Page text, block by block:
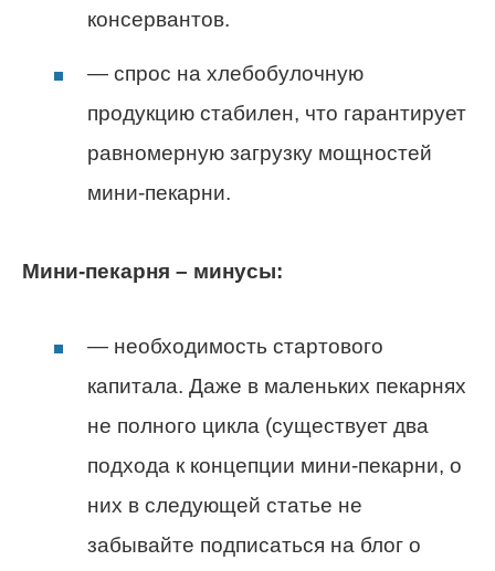
консервантов.
— спрос на хлебобулочную
продукцию стабилен, что гарантирует
равномерную загрузку мощностей
мини-пекарни.
Мини-пекарня – минусы:
— необходимость стартового
капитала. Даже в маленьких пекарнях
не полного цикла (существует два
подхода к концепции мини-пекарни, о
них в следующей статье не
забывайте подписаться на блог о